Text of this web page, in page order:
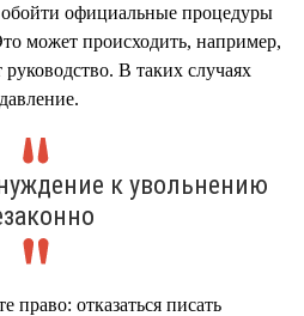
официальные процедуры
может происходить, например,
руководство. В таких случаях
к увольнению
право: отказаться писать